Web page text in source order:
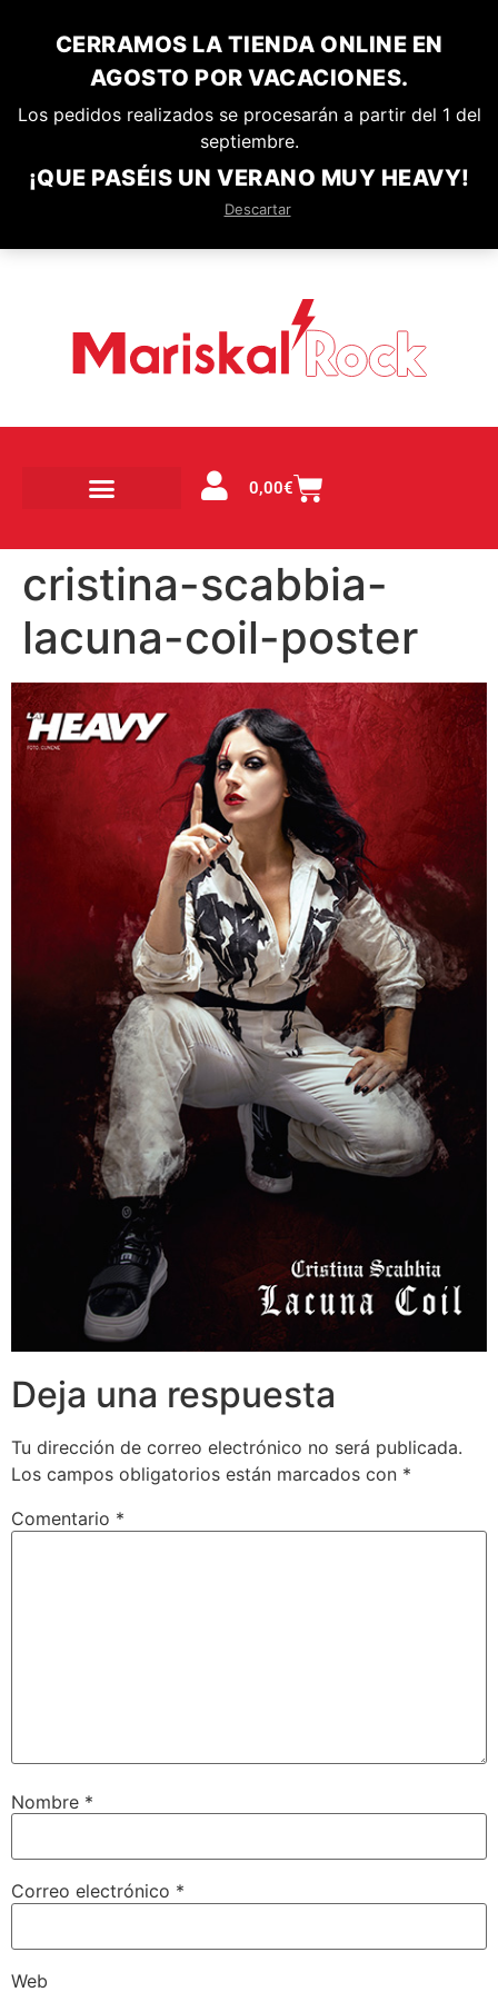
CERRAMOS LA TIENDA ONLINE EN
AGOSTO POR VACACIONES.
Los pedidos realizados se procesarán a partir del 1 del
septiembre.
¡QUE PASÉIS UN VERANO MUY HEAVY!
Descartar
0,00€
cristina-scabbia-
lacuna-coil-poster
Deja una respuesta
Tu dirección de correo electrónico no será publicada.
Los campos obligatorios están marcados con *
Comentario *
Nombre *
Correo electrónico *
Web